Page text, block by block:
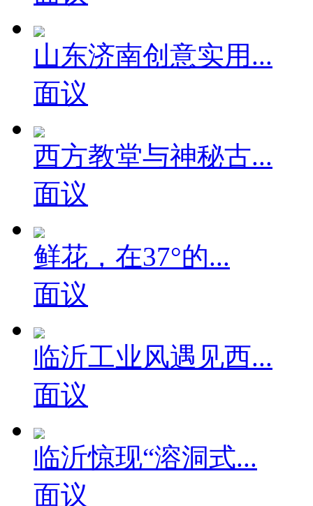
面议
山东济南创意实用...
面议
西方教堂与神秘古...
面议
鲜花，在37°的...
面议
临沂工业风遇见西...
面议
临沂惊现“溶洞式...